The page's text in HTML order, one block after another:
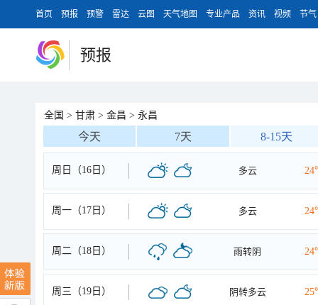
首页 预报 预警 雷达 云图 天气地图 专业产品 资讯 视频 节气
预报
全国 > 甘肃 > 金昌 > 永昌
今天 7天 8-15天
周日（16日） 多云
周一（17日） 多云
周二（18日） 雨转阴
周三（19日） 阴转多云